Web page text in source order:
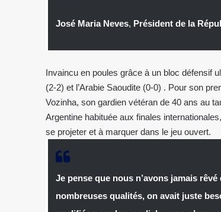
José Maria Neves, Président de la
Invaincu en poules grâce à un bloc défensif
(2-2) et l’Arabie Saoudite (0-0) . Pour son
Vozinha, son gardien vétéran de 40 ans au
Argentine habituée aux finales
se projeter et à marquer dans le jeu ouvert.
Je pense que nous n’avons jamais
nombreuses qualités, on avait juste